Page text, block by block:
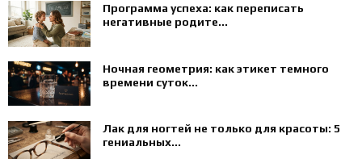
Программа успеха: как переписать
негативные родите...
Ночная геометрия: как этикет темного
времени суток...
Лак для ногтей не только для красоты: 5
гениальных...